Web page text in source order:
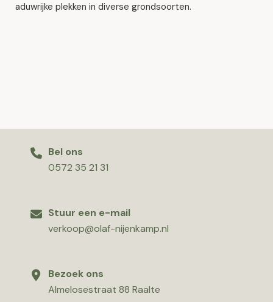
aduwrijke plekken in diverse grondsoorten.
Bel ons
0572 35 21 31
Stuur een e-mail
verkoop@olaf-nijenkamp.nl
Bezoek ons
Almelosestraat 88 Raalte